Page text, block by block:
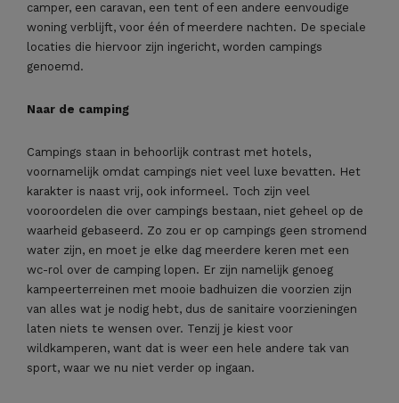
camper, een caravan, een tent of een andere eenvoudige
woning verblijft, voor één of meerdere nachten. De speciale
locaties die hiervoor zijn ingericht, worden campings
genoemd.
Naar de camping
Campings staan in behoorlijk contrast met hotels,
voornamelijk omdat campings niet veel luxe bevatten. Het
karakter is naast vrij, ook informeel. Toch zijn veel
vooroordelen die over campings bestaan, niet geheel op de
waarheid gebaseerd. Zo zou er op campings geen stromend
water zijn, en moet je elke dag meerdere keren met een
wc-rol over de camping lopen. Er zijn namelijk genoeg
kampeerterreinen met mooie badhuizen die voorzien zijn
van alles wat je nodig hebt, dus de sanitaire voorzieningen
laten niets te wensen over. Tenzij je kiest voor
wildkamperen, want dat is weer een hele andere tak van
sport, waar we nu niet verder op ingaan.